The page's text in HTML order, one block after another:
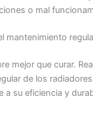
o mal
mantenimiento
mejor que curar.
de los
a su eficiencia y